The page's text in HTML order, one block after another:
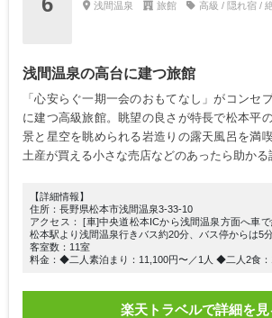
浅間温泉 旅館 高級 / 隠れ宿 /
浅間温泉の高台に建つ旅館
「心安らぐ一期一会のおもてなし」がコンセ
に建つ高級旅館。眺望の良さが特長で松本平
景と星空を眺められる岩造りの露天風呂を満
土産が買える小さな売店などのあったら助かる
【詳細情報】
住所：長野県松本市浅間温泉3-33-10
アクセス： [車]中央道松本ICから浅間温泉方面へ車
松本駅より浅間温泉行きバス約20分、バス停からは5
客室数：11室
料金：◆二人素泊まり：11,100円〜／1人 ◆二人2食：
楽天トラベルで詳細を見